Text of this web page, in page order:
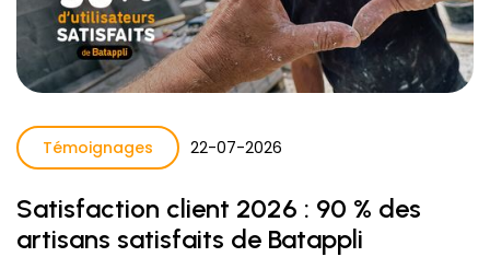
Témoignages 22-07-2026
Satisfaction client 2026 : 90 % des
artisans satisfaits de Batappli